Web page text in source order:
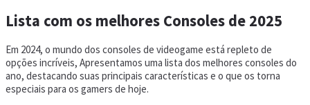
Lista com os melhores Consoles de 2025
Em 2024, o mundo dos consoles de videogame está repleto de
opções incríveis, Apresentamos uma lista dos melhores consoles do
ano, destacando suas principais características e o que os torna
especiais para os gamers de hoje.